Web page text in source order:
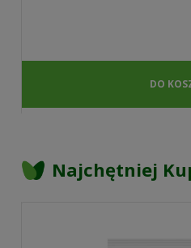
DO
Najchętniej